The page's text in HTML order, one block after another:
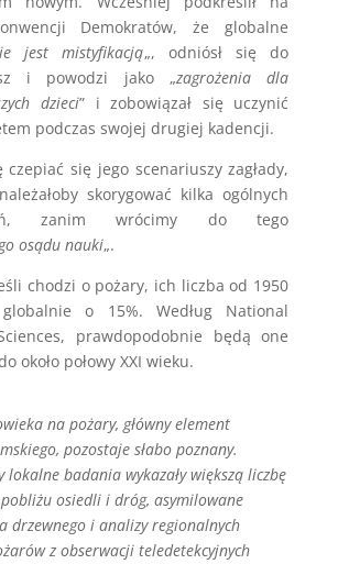
Demokratów, że globalne
jest mistyfikacją„, odniósł się do
i powodzi jako „zagrożenia dla
dzieci” i zobowiązał się uczynić
podczas swojej drugiej kadencji.
się jego scenariuszy zagłady,
skorygować kilka ogólnych
zanim wrócimy do tego
osądu nauki„.
chodzi o pożary, ich liczba od 1950
o 15%. Według National
prawdopodobnie będą one
około połowy XXI wieku.
na pożary, główny element
pozostaje słabo poznany.
lokalne badania wykazały większą liczbę
osiedli i dróg, asymilowane
drzewnego i analizy regionalnych
z obserwacji teledetekcyjnych